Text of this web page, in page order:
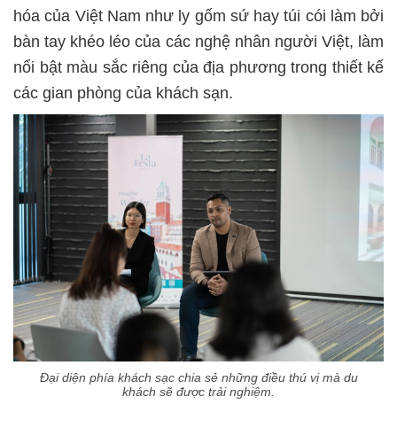
hóa của Việt Nam như ly gốm sứ hay túi cói làm bởi
bàn tay khéo léo của các nghệ nhân người Việt, làm
nổi bật màu sắc riêng của địa phương trong thiết kế
các gian phòng của khách sạn.
Đại diện phía khách sạc chia sẻ những điều thú vị mà du
khách sẽ được trải nghiệm.